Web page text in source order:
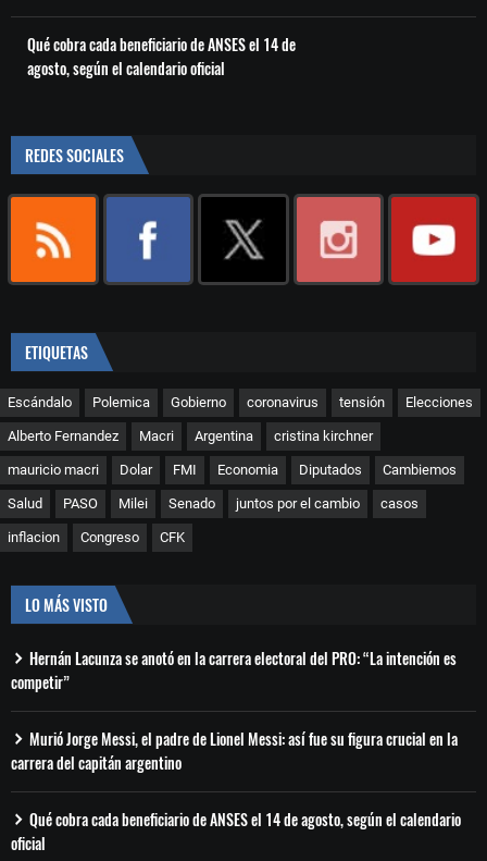
Qué cobra cada beneficiario de ANSES el 14 de
agosto, según el calendario oficial
REDES SOCIALES
ETIQUETAS
Escándalo Polemica Gobierno coronavirus tensión Elecciones
Alberto Fernandez Macri Argentina cristina kirchner
mauricio macri Dolar FMI Economia Diputados Cambiemos
Salud PASO Milei Senado juntos por el cambio casos
inflacion Congreso CFK
LO MÁS VISTO
Hernán Lacunza se anotó en la carrera electoral del PRO: “La intención es
competir”
Murió Jorge Messi, el padre de Lionel Messi: así fue su figura crucial en la
carrera del capitán argentino
Qué cobra cada beneficiario de ANSES el 14 de agosto, según el calendario
oficial